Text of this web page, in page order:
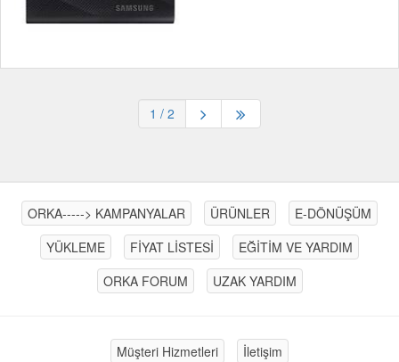
1 / 2
ORKA-----> KAMPANYALAR ÜRÜNLER
E-DÖNÜŞÜM
YÜKLEME
FİYAT LİSTESİ
EĞİTİM VE YARDIM
ORKA FORUM
UZAK YARDIM
Müşteri Hizmetleri İletişim